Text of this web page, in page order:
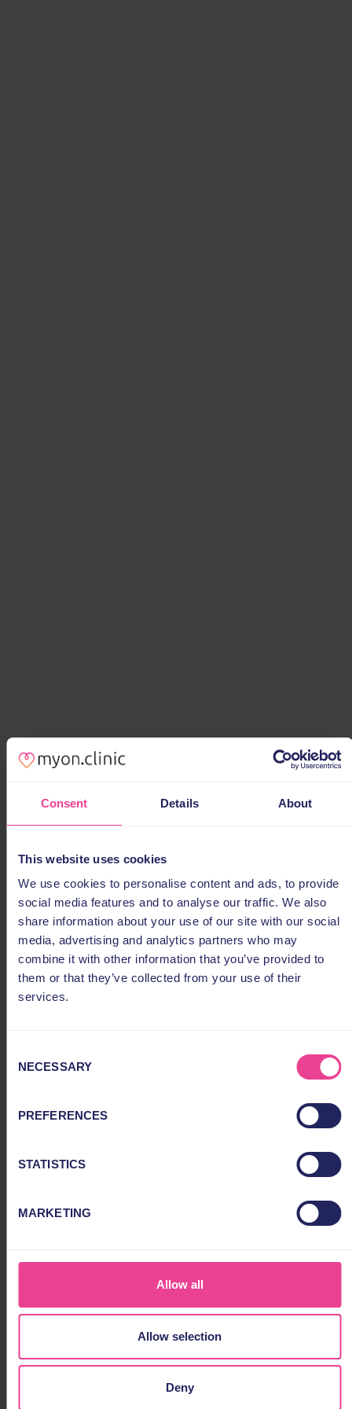
Consent Details About
This website uses cookies
We use cookies to personalise content and ads, to provide
social media features and to analyse our traffic. We also
share information about your use of our site with our social
media, advertising and analytics partners who may
combine it with other information that you’ve provided to
them or that they’ve collected from your use of their
services.
Selection
NECESSARY
PREFERENCES
STATISTICS
MARKETING
Allow all
Allow selection
Deny